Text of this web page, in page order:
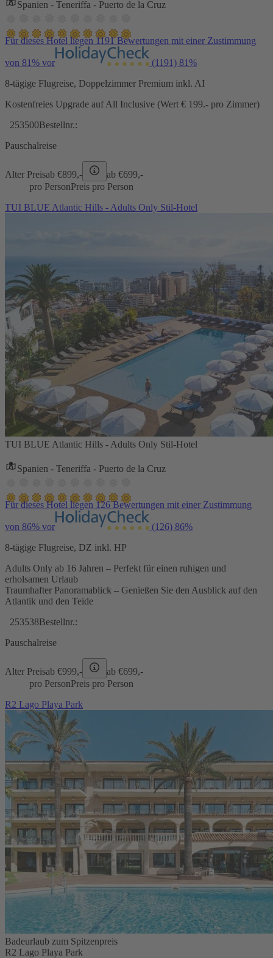
Spanien - Teneriffa - Puerto de la Cruz
Für dieses Hotel liegen 1191 Bewertungen mit einer Zustimmung
von 81% vor (1191) 81%
8-tägige Flugreise, Doppelzimmer Premium inkl. AI
Kostenfreies Upgrade auf All Inclusive (Wert € 199.- pro Zimmer)
253500Bestellnr.:
Pauschalreise
Alter Preisab €899,- ab €699,-
pro PersonPreis pro Person
TUI BLUE Atlantic Hills - Adults Only Stil-Hotel
TUI BLUE Atlantic Hills - Adults Only Stil-Hotel
Spanien - Teneriffa - Puerto de la Cruz
Für dieses Hotel liegen 126 Bewertungen mit einer Zustimmung
von 86% vor (126) 86%
8-tägige Flugreise, DZ inkl. HP
Adults Only ab 16 Jahren – Perfekt für einen ruhigen und
erholsamen Urlaub
Traumhafter Panoramablick – Genießen Sie den Ausblick auf den
Atlantik und den Teide
253538Bestellnr.:
Pauschalreise
Alter Preisab €999,- ab €699,-
pro PersonPreis pro Person
R2 Lago Playa Park
Badeurlaub zum Spitzenpreis
R2 Lago Playa Park